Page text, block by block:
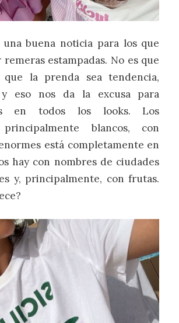
una buena noticia para los que
remeras estampadas. No es que
que la prenda sea tendencia,
eso nos da la excusa para
en todos los looks. Los
principalmente blancos, con
está completamente en
hay con nombres de ciudades
y, principalmente, con frutas.